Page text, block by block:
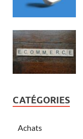
CATÉGORIES
Achats